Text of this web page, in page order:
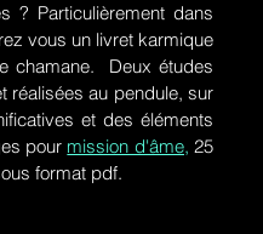
? Particulièrement dans
vous un livret karmique
chamane. Deux études
réalisées au pendule, sur
et des éléments
pour mission d'âme, 25
format pdf.